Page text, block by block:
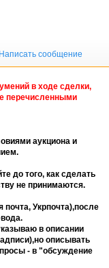
Написать сообщение
в ходе сделки,
перечисленными
аукциона и
до того, как сделать
не принимаются.
почта, Укрпочта),после
в описании
описывать
- в "обсуждение